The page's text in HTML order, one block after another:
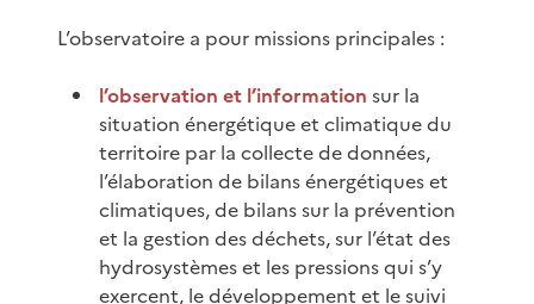
L’observatoire a pour missions principales :
l’observation et l’information sur la
situation énergétique et climatique du
territoire par la collecte de données,
l’élaboration de bilans énergétiques et
climatiques, de bilans sur la prévention
et la gestion des déchets, sur l’état des
hydrosystèmes et les pressions qui s’y
exercent, le développement et le suivi